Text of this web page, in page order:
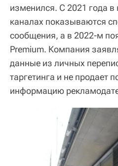
изменился. С 2021 года в
каналах показываются
сообщения, а в 2022-м
Premium. Компания
данные из личных
таргетинга и не продает
информацию